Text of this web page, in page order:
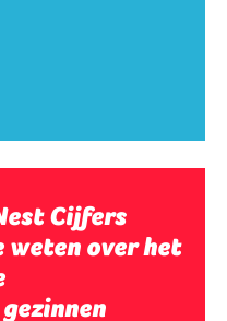
Cijfers
weten over het